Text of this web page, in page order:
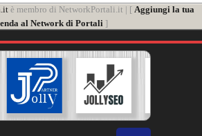
è membro di NetworkPortali.it | [ Aggiungi la tua
al Network di Portali]